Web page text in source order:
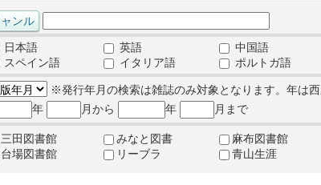
日本語 英語 中国語
スペイン語
イタリア語 ポルトガ語
※発行年月の検索は雑誌のみ対象となります。年は
年
月から 年 月まで
三田図書館 みなと図書 麻布図書館
台場図書館
リーブラ 青山生涯